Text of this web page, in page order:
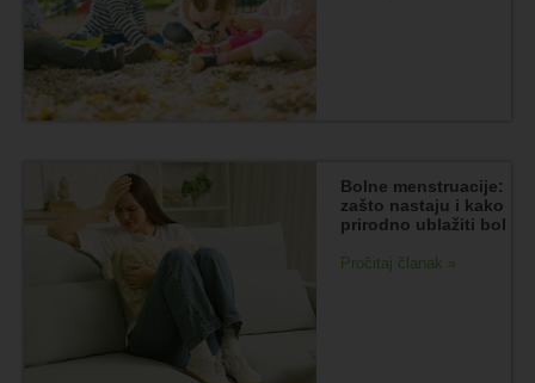
Bolne menstruacije:
zašto nastaju i kako
prirodno ublažiti bol
Pročitaj članak »